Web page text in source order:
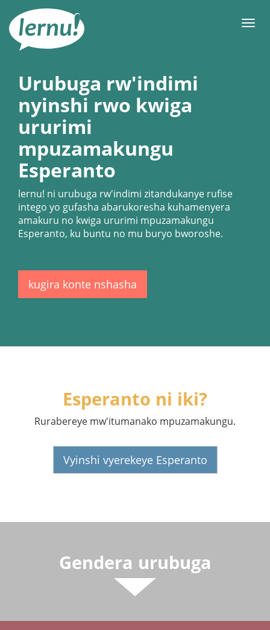
rupapuro
rw'ibirimwo
Urubuga rw'indimi
nyinshi rwo kwiga
ururimi
mpuzamakungu
Esperanto
lernu! ni urubuga rw'indimi zitandukanye rufise
intego yo gufasha abarukoresha kuhamenyera
amakuru no kwiga ururimi mpuzamakungu
Esperanto, ku buntu no mu buryo bworoshe.
kugira konte nshasha
Esperanto ni iki?
Rurabereye mw'itumanako mpuzamakungu.
Vyinshi vyerekeye Esperanto
Gendera urubuga